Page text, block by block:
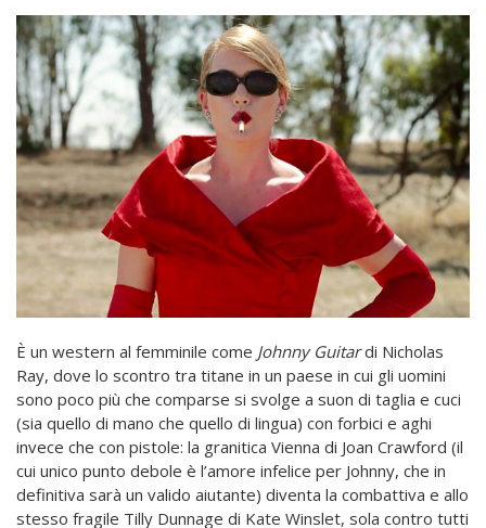
È un western al femminile come Johnny Guitardi Nicholas
Ray, dove lo scontro tra titane in un paese in cui gli uomini
sono poco più che comparse si svolge a suon di taglia e cuci
(sia quello di mano che quello di lingua) con forbici e aghi
invece che con pistole: la granitica Vienna di Joan Crawford (il
cui unico punto debole è l’amore infelice per Johnny, che in
definitiva sarà un valido aiutante) diventa la combattiva e allo
stesso fragile Tilly Dunnage di Kate Winslet, sola contro tutti